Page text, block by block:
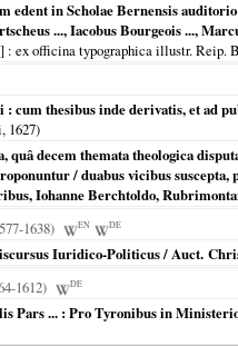
edent in Scholae Bernensis
..., Iacobus Bourgeois ...,
: ex officina typographica illustr. Reip.
cum thesibus inde derivatis, et ad
1627)
quâ decem themata theologica
/ duabus vicibus
Iohanne Berchtoldo,
1638) EN DE
Iuridico-Politicus / Auct.
1612) DE
Pars ... : Pro Tyronibus in